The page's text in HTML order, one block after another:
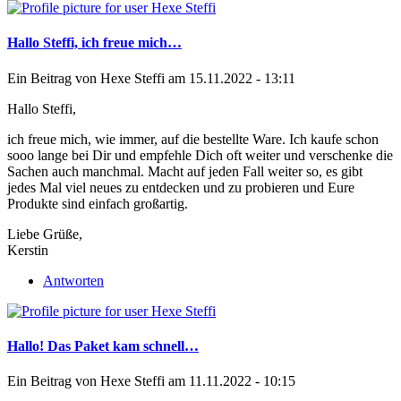
Hallo Steffi, ich freue mich…
Ein Beitrag von Hexe Steffi am 15.11.2022 - 13:11
Hallo Steffi,
ich freue mich, wie immer, auf die bestellte Ware. Ich kaufe schon
sooo lange bei Dir und empfehle Dich oft weiter und verschenke die
Sachen auch manchmal. Macht auf jeden Fall weiter so, es gibt
jedes Mal viel neues zu entdecken und zu probieren und Eure
Produkte sind einfach großartig.
Liebe Grüße,
Kerstin
Antworten
Hallo! Das Paket kam schnell…
Ein Beitrag von Hexe Steffi am 11.11.2022 - 10:15